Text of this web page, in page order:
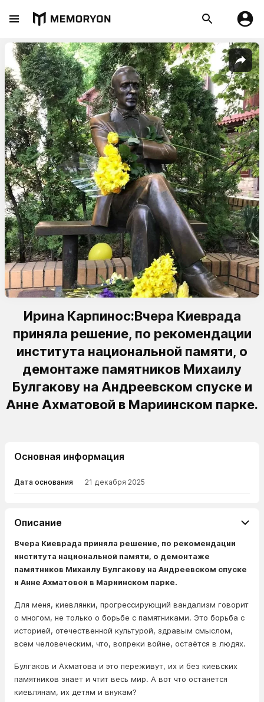
Ирина Карпинос:Вчера Киеврада
приняла решение, по рекомендации
института национальной памяти, о
демонтаже памятников Михаилу
Булгакову на Андреевском спуске и
Анне Ахматовой в Мариинском парке.
Основная информация
Дата основания 21 декабря 2025
Описание
Вчера Киеврада приняла решение, по рекомендации
института национальной памяти, о демонтаже
памятников Михаилу Булгакову на Андреевском спуске
и Анне Ахматовой в Мариинском парке.
Для меня, киевлянки, прогрессирующий вaндaлизм говорит
о многом, не только о борьбе с памятниками. Это борьба с
историей, отечественной культурой, здравым смыслом,
всем человеческим, что, вопреки войне, остаётся в людях.
Булгаков и Ахматова и это переживут, их и без киевских
памятников знает и чтит весь мир. А вот что останется
киевлянам, их детям и внукам?